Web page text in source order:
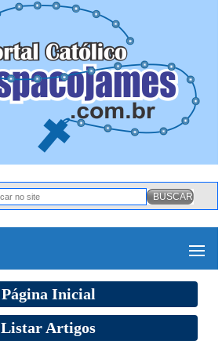
Página Inicial
Listar Artigos